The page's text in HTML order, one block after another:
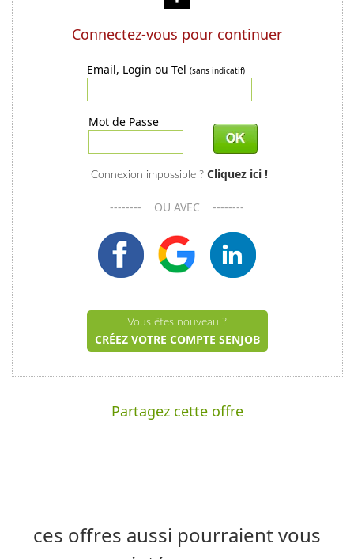
Connectez-vous pour continuer
Email, Login ou Tel (sans indicatif)
Mot de Passe
Connexion impossible ? Cliquez ici !
-------- OU AVEC --------
Vous êtes nouveau ?
CRÉEZ VOTRE COMPTE SENJOB
Partagez cette offre
ces offres aussi pourraient vous